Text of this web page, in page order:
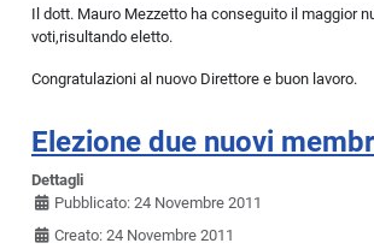
Il dott. Mauro Mezzetto ha conseguito il maggior
voti,risultando eletto.
Congratulazioni al nuovo Direttore e buon lavoro.
Elezione due nuovi
Dettagli
Pubblicato: 24 Novembre 2011
Creato: 24 Novembre 2011